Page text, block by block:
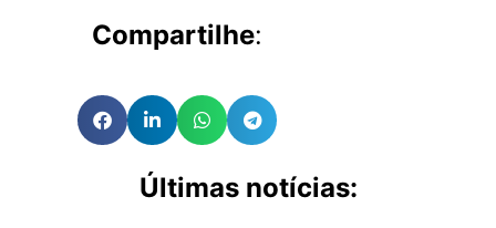
Compartilhe:
Últimas notícias: